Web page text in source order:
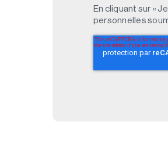
En cliquant sur «
personnelles